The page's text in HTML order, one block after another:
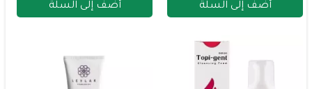
أضف إلى السلة أضف إلى السلة